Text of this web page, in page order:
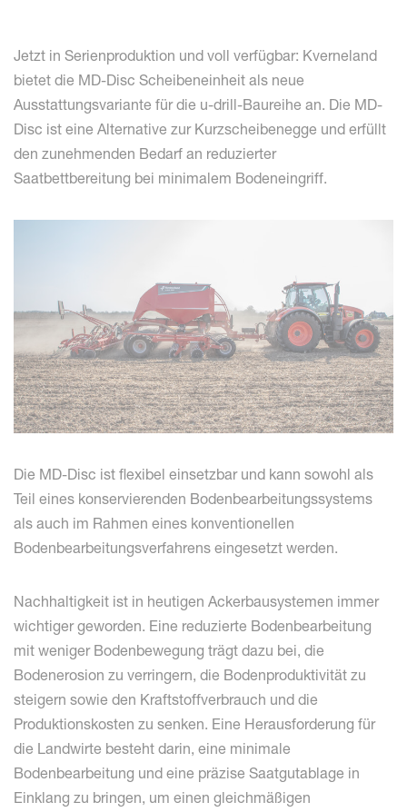
Jetzt in Serienproduktion und voll verfügbar: Kverneland
bietet die MD-Disc Scheibeneinheit als neue
Ausstattungsvariante für die u-drill-Baureihe an. Die MD-
Disc ist eine Alternative zur Kurzscheibenegge und erfüllt
den zunehmenden Bedarf an reduzierter
Saatbettbereitung bei minimalem Bodeneingriff.
Die MD-Disc ist flexibel einsetzbar und kann sowohl als
Teil eines konservierenden Bodenbearbeitungssystems
als auch im Rahmen eines konventionellen
Bodenbearbeitungsverfahrens eingesetzt werden.
Nachhaltigkeit ist in heutigen Ackerbausystemen immer
wichtiger geworden. Eine reduzierte Bodenbearbeitung
mit weniger Bodenbewegung trägt dazu bei, die
Bodenerosion zu verringern, die Bodenproduktivität zu
steigern sowie den Kraftstoffverbrauch und die
Produktionskosten zu senken. Eine Herausforderung für
die Landwirte besteht darin, eine minimale
Bodenbearbeitung und eine präzise Saatgutablage in
Einklang zu bringen, um einen gleichmäßigen